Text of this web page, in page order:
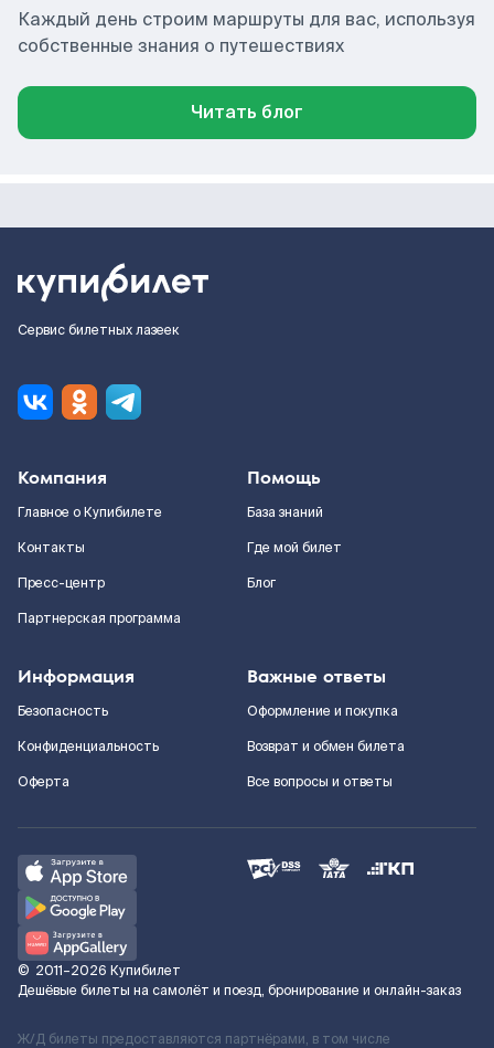
Каждый день строим маршруты для вас, используя
собственные знания о путешествиях
Читать блог
Сервис билетных лазеек
Компания
Главное о Купибилете
Контакты
Пресс-центр
Партнерская программа
Помощь
База знаний
Где мой билет
Блог
Информация
Безопасность
Конфиденциальность
Оферта
Важные ответы
Оформление и покупка
Возврат и обмен билета
Все вопросы и ответы
© 2011–2026 Купибилет
Дешёвые билеты на самолёт и поезд, бронирование и онлайн-заказ
Ж/Д билеты предоставляются партнёрами, в том числе